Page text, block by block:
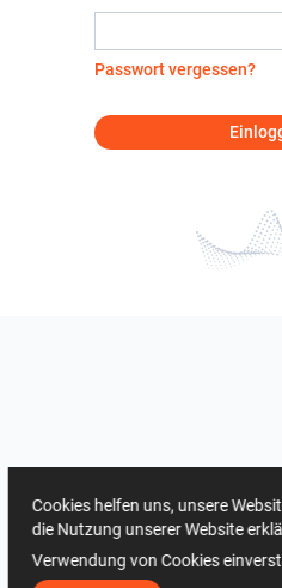
Passwort vergessen?
Cookies helfen uns, unsere
die Nutzung unserer Website
Verwendung von Cookies